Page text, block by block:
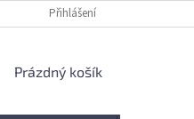
ÚDAJŮPřihlášení
NÁKUPNÍ
Prázdný košík